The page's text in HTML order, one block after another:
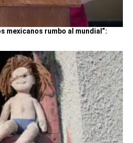
mexicanos rumbo al mundial”: